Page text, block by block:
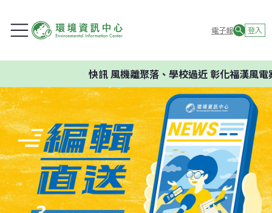
電子報 登入
快訊風機離聚落、學校過近 彰化福漢風電